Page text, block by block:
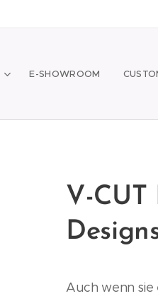
E-SHOWROOM
V-CUT
Auch wenn sie